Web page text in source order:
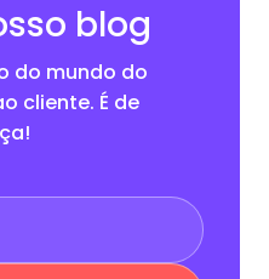
blog
do mundo do
cliente. É de